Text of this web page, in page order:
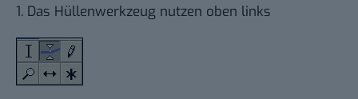
1. Das Hüllenwerkzeug nutzen oben links